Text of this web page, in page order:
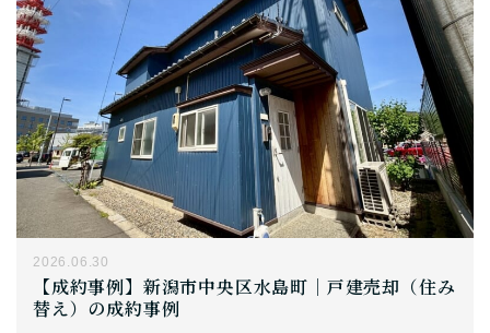
2026.06.30
【成約事例】新潟市中央区水島町｜戸建売却（住み
替え）の成約事例